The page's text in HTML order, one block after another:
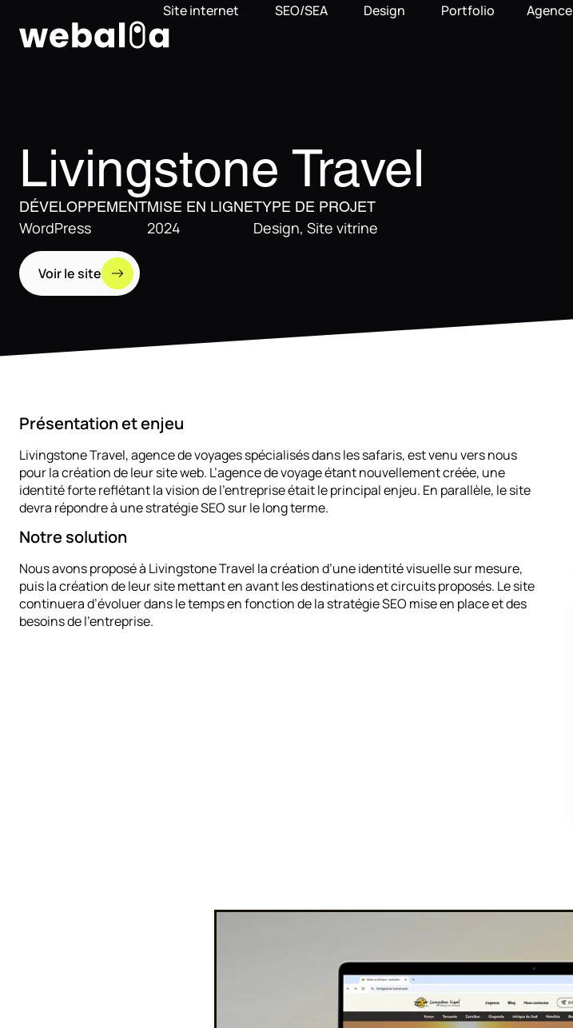
Site internet SEO/SEA Design Portfolio Agence
Livingstone Travel
DÉVELOPPEMENT
WordPress
MISE EN LIGNE
2024
TYPE DE PROJET
Design, Site vitrine
Voir le site
Présentation et enjeu
Livingstone Travel, agence de voyages spécialisés dans les safaris, est venu vers nous
pour la création de leur site web. L’agence de voyage étant nouvellement créée, une
identité forte reflétant la vision de l’entreprise était le principal enjeu. En parallèle, le site
devra répondre à une stratégie SEO sur le long terme.
Notre solution
Nous avons proposé à Livingstone Travel la création d’une identité visuelle sur mesure,
puis la création de leur site mettant en avant les destinations et circuits proposés. Le site
continuera d’évoluer dans le temps en fonction de la stratégie SEO mise en place et des
besoins de l’entreprise.
Panneau de gestion des cookies